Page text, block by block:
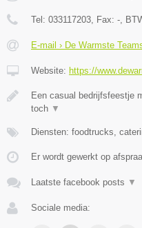
Tel: 033117203 , Fax: - ,
E-mail › De Warmste
Website: https://
Een casual bedrijfsfeestje
toch ▼
Diensten: foodtrucks,
Er wordt gewerkt op
Laatste facebook posts ▼
Sociale media: